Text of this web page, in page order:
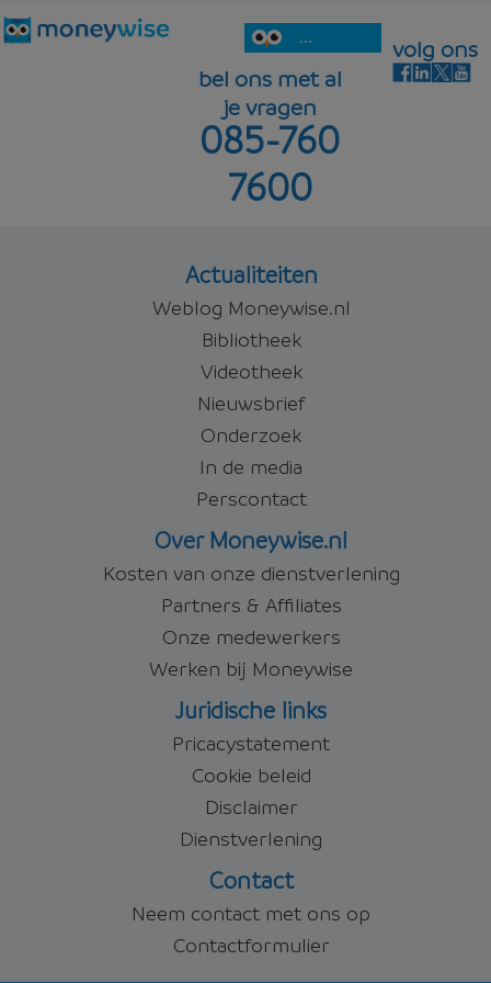
...
bel ons met al
je vragen
085-760
7600
volg ons
Actualiteiten
Weblog Moneywise.nl
Bibliotheek
Videotheek
Nieuwsbrief
Onderzoek
In de media
Perscontact
Over Moneywise.nl
Kosten van onze dienstverlening
Partners & Affiliates
Onze medewerkers
Werken bij Moneywise
Juridische links
Pricacystatement
Cookie beleid
Disclaimer
Dienstverlening
Contact
Neem contact met ons op
Contactformulier